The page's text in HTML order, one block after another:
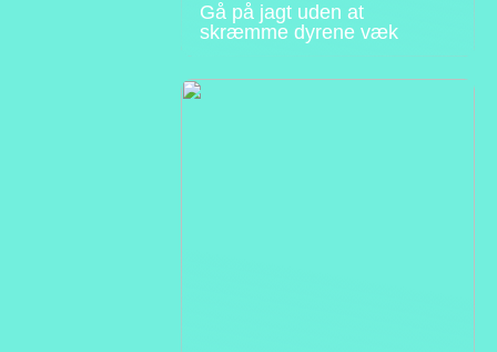
Gå på jagt uden at
skræmme dyrene væk